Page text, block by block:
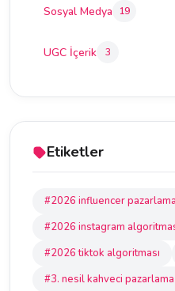
Sosyal Medya 19
UGC İçerik 3
Etiketler
#2026 influencer
#2026 instagram
#2026 tiktok algoritması
#3. nesil kahveci pazarlama